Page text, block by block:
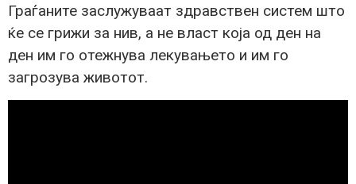
Граѓаните заслужуваат здравствен систем што
ќе се грижи за нив, а не власт која од ден на
ден им го отежнува лекувањето и им го
загрозува животот.